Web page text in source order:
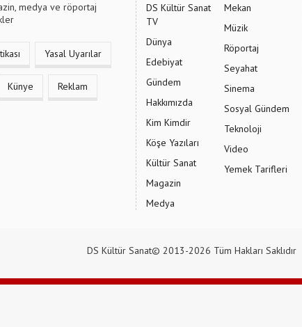
medya ve röportaj
Yasal Uyarılar
Künye Reklam
DS Kültür Sanat
TV
Dünya
Edebiyat
Gündem
Hakkımızda
Kim Kimdir
Köşe Yazıları
Kültür Sanat
Magazin
Medya
Mekan
Müzik
Röportaj
Seyahat
Sinema
Sosyal Gündem
Teknoloji
Video
Yemek Tarifleri
DS Kültür Sanat© 2013-2026 Tüm Hakları Saklıdır